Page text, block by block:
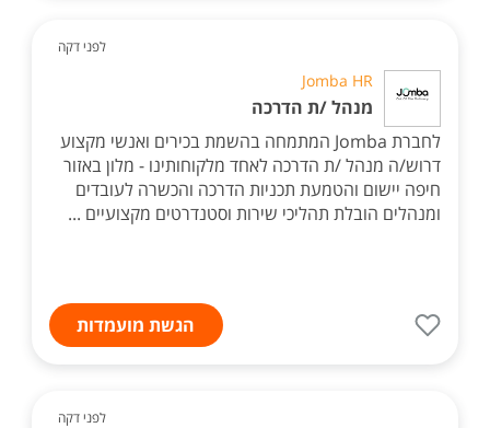
לפני דקה
Jomba HR
מנהל /ת הדרכה
לחברת Jomba המתמחה בהשמת בכירים ואנשי מקצוע
דרוש/ה מנהל /ת הדרכה לאחד מלקוחותינו - מלון באזור
חיפה יישום והטמעת תכניות הדרכה והכשרה לעובדים
ומנהלים הובלת תהליכי שירות וסטנדרטים מקצועיים ...
הגשת מועמדות
לפני דקה